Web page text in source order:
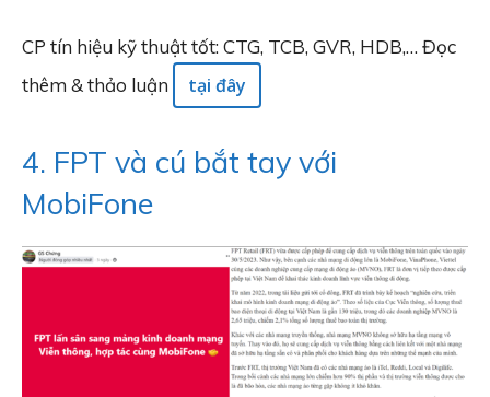
CP tín hiệu kỹ thuật tốt: CTG, TCB, GVR, HDB,… Đọc
thêm & thảo luận
tại đây
4. FPT và cú bắt tay với
MobiFone